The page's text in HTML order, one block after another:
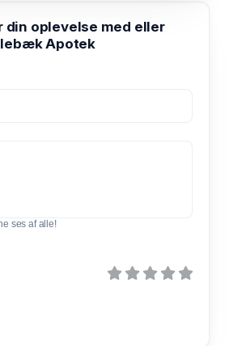
din oplevelse med eller
Apotek
ses af alle!